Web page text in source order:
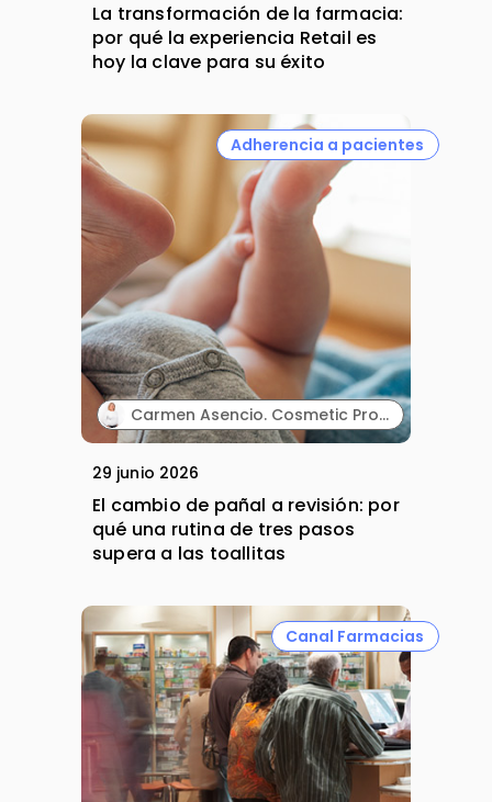
La transformación de la farmacia:
por qué la experiencia Retail es
hoy la clave para su éxito
Adherencia a pacientes
Carmen Asencio. Cosmetic Product Manager. Suavinex.
29 junio 2026
El cambio de pañal a revisión: por
qué una rutina de tres pasos
supera a las toallitas
Canal Farmacias